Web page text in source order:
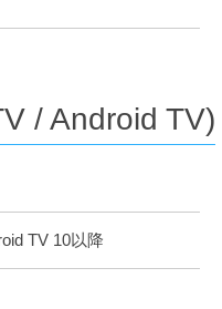
/ Android TV)
TV 10以降